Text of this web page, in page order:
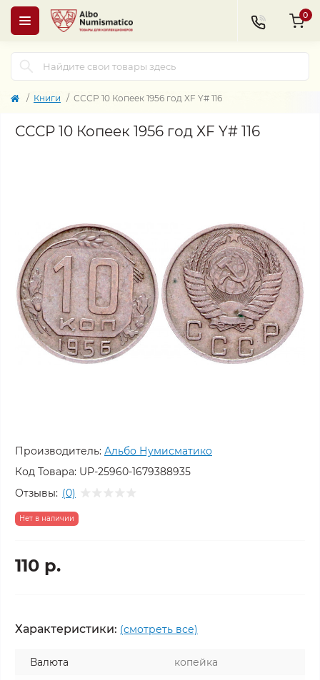
0
Книги СССР 10 Копеек 1956 год XF Y# 116
СССР 10 Копеек 1956 год XF Y# 116
Производитель: Альбо Нумисматико
Код Товара: UP-25960-1679388935
Отзывы: (0)
Нет в наличии
110 р.
Характеристики: (смотреть все)
Валюта
копейка